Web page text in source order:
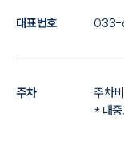
대표번호 033-
주차
주차
* 대중